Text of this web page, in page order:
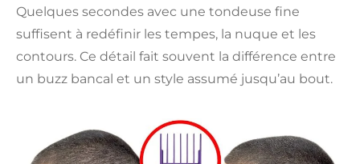
Quelques secondes avec une tondeuse fine
suffisent à redéfinir les tempes, la nuque et les
contours. Ce détail fait souvent la différence entre
un buzz bancal et un style assumé jusqu’au bout.